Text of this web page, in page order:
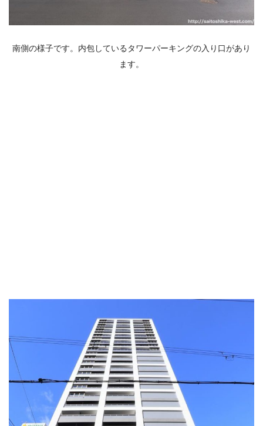
南側の様子です。内包しているタワーパーキングの入り口があり
ます。